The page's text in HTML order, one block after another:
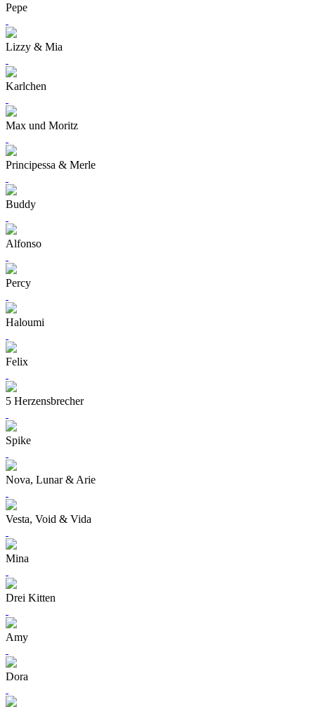
Pepe
Lizzy & Mia
Karlchen
Max und Moritz
Principessa & Merle
Buddy
Alfonso
Percy
Haloumi
Felix
5 Herzensbrecher
Spike
Nova, Lunar & Arie
Vesta, Void & Vida
Mina
Drei Kitten
Amy
Dora